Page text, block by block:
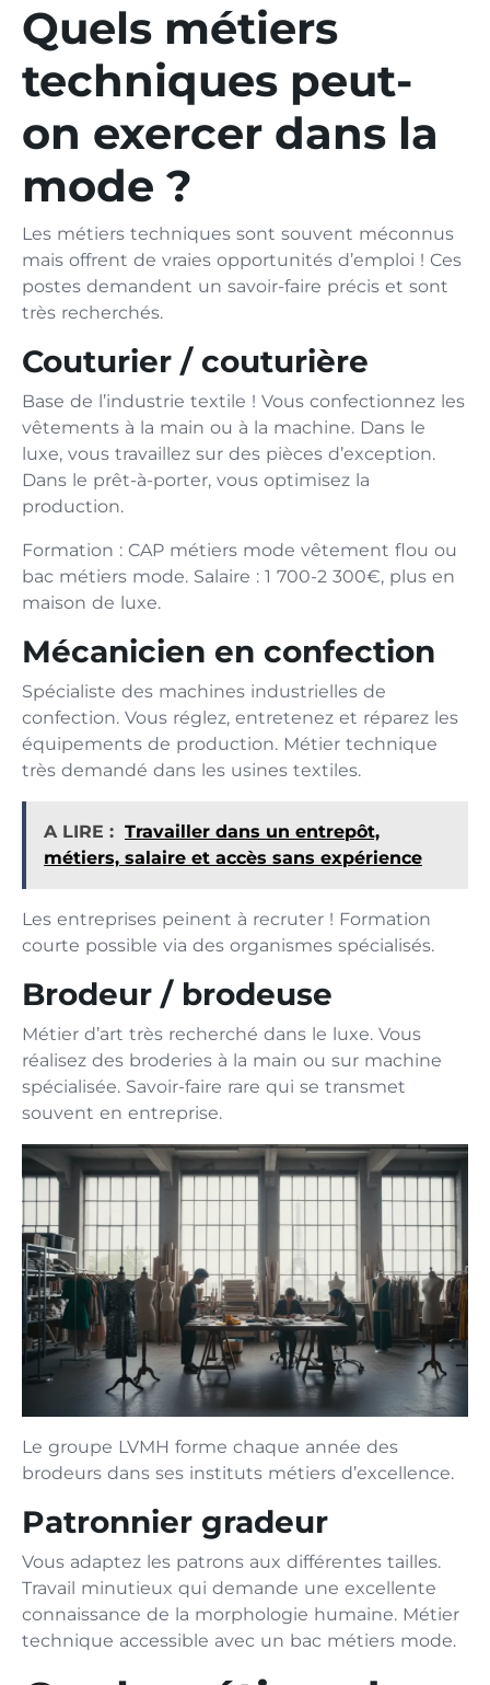
Quels métiers
techniques peut-
on exercer dans la
mode ?
Les métiers techniques sont souvent méconnus
mais offrent de vraies opportunités d’emploi ! Ces
postes demandent un savoir-faire précis et sont
très recherchés.
Couturier / couturière
Base de l’industrie textile ! Vous confectionnez les
vêtements à la main ou à la machine. Dans le
luxe, vous travaillez sur des pièces d’exception.
Dans le prêt-à-porter, vous optimisez la
production.
Formation : CAP métiers mode vêtement flou ou
bac métiers mode. Salaire : 1 700-2 300€, plus en
maison de luxe.
Mécanicien en confection
Spécialiste des machines industrielles de
confection. Vous réglez, entretenez et réparez les
équipements de production. Métier technique
très demandé dans les usines textiles.
A LIRE : Travailler dans un entrepôt,
métiers, salaire et accès sans expérience
Les entreprises peinent à recruter ! Formation
courte possible via des organismes spécialisés.
Brodeur / brodeuse
Métier d’art très recherché dans le luxe. Vous
réalisez des broderies à la main ou sur machine
spécialisée. Savoir-faire rare qui se transmet
souvent en entreprise.
Le groupe LVMH forme chaque année des
brodeurs dans ses instituts métiers d’excellence.
Patronnier gradeur
Vous adaptez les patrons aux différentes tailles.
Travail minutieux qui demande une excellente
connaissance de la morphologie humaine. Métier
technique accessible avec un bac métiers mode.